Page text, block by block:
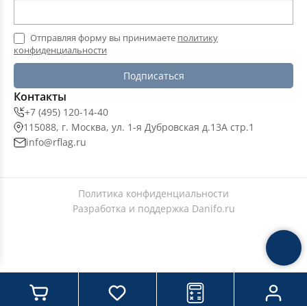
Отправляя форму вы принимаете политику
конфиденциальности
Подписаться
Контакты
+7 (495) 120-14-40
115088, г. Москва, ул. 1-я Дубровская д.13А стр.1
info@rflag.ru
Политика конфиденциальности
Разработка и поддержка Danifo.ru